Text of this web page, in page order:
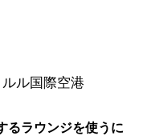
ル国際空港
るラウンジを使うに